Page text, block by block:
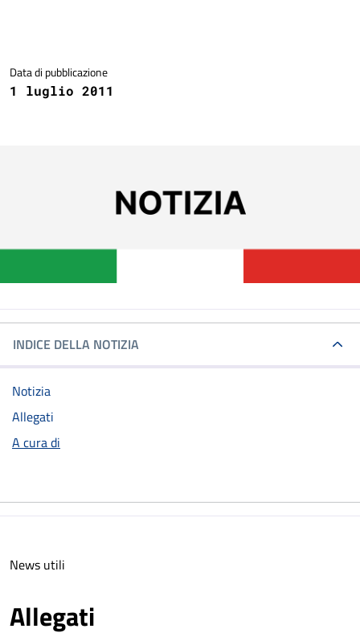
Data di pubblicazione
1 luglio 2011
INDICE DELLA NOTIZIA
Notizia
Allegati
A cura di
News utili
Allegati